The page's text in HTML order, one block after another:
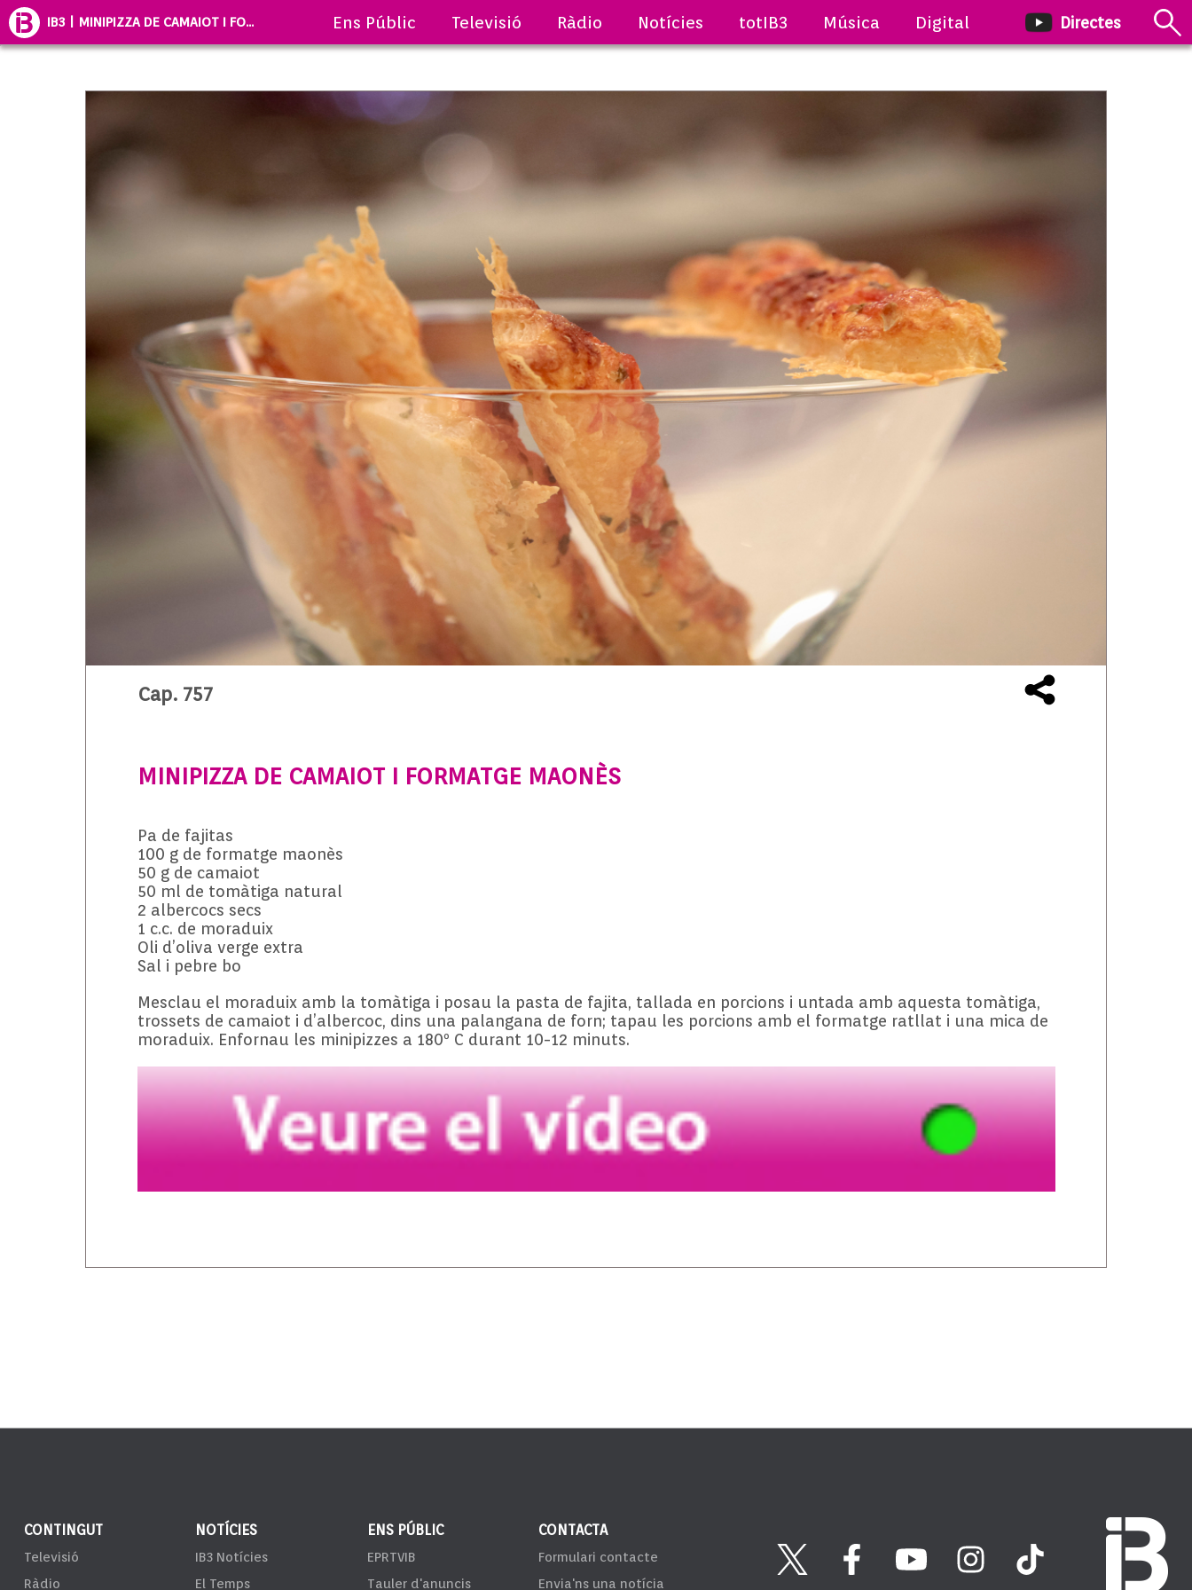
IB3 | MINIPIZZA DE CAMAIOT I FO... Ens Públic Televisió Ràdio Notícies totIB3 Música Digital Directes
Cap. 757
MINIPIZZA DE CAMAIOT I FORMATGE MAONÈS
Pa de fajitas
100 g de formatge maonès
50 g de camaiot
50 ml de tomàtiga natural
2 albercocs secs
1 c.c. de moraduix
Oli d’oliva verge extra
Sal i pebre bo
Mesclau el moraduix amb la tomàtiga i posau la pasta de fajita, tallada en porcions i untada amb aquesta tomàtiga,
trossets de camaiot i d’albercoc, dins una palangana de forn; tapau les porcions amb el formatge ratllat i una mica de
moraduix. Enfornau les minipizzes a 180º C durant 10-12 minuts.
CONTINGUT
Televisió
Ràdio
NOTÍCIES
IB3 Notícies
El Temps
ENS PÚBLIC
EPRTVIB
Tauler d'anuncis
CONTACTA
Formulari contacte
Envia'ns una notícia